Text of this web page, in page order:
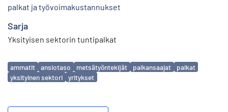
palkat ja työvoimakustannukset
Sarja
Yksityisen sektorin tuntipalkat
Avainsanat
ammatit ansiotaso metsätyöntekijät palkansaajat
palkat
yksityinen sektori
yritykset